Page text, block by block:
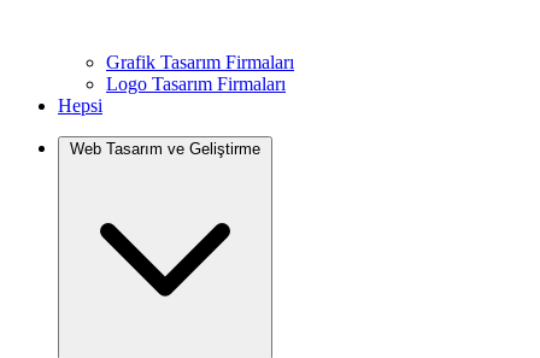
Grafik Tasarım Firmaları
Logo Tasarım Firmaları
Hepsi
Web Tasarım ve Geliştirme